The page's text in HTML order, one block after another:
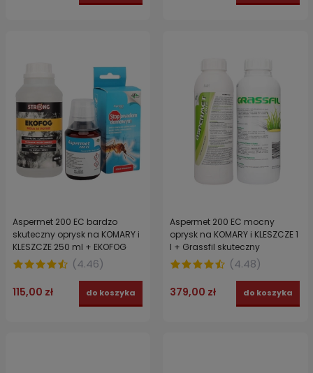
Aspermet 200 EC bardzo
skuteczny oprysk na KOMARY i
KLESZCZE 250 ml + EKOFOG
ekologiczny nośnik 500 ml
(4.46)
115,00 zł do koszyka
Aspermet 200 EC mocny
oprysk na KOMARY i KLESZCZE 1
l + Grassfil skuteczny
utrwalacz 1 l
(4.48)
379,00 zł do koszyka